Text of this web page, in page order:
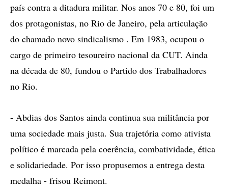
país contra a ditadura militar. Nos anos 70 e 80, foi um
dos protagonistas, no Rio de Janeiro, pela articulação
do chamado novo sindicalismo . Em 1983, ocupou o
cargo de primeiro tesoureiro nacional da CUT. Ainda
na década de 80, fundou o Partido dos Trabalhadores
no Rio.
- Abdias dos Santos ainda continua sua militância por
uma sociedade mais justa. Sua trajetória como ativista
político é marcada pela coerência, combatividade, ética
e solidariedade. Por isso propusemos a entrega desta
medalha - frisou Reimont.